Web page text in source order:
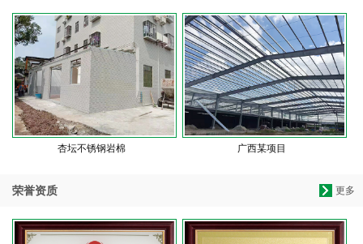
杏坛不锈钢岩棉 广西某项目
更多
荣誉资质